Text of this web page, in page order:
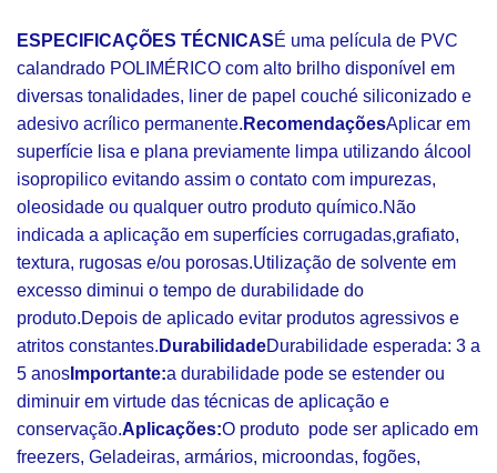
ESPECIFICAÇÕES TÉCNICASÉ uma película de PVC
calandrado POLIMÉRICO com alto brilho disponível em
diversas tonalidades, liner de papel couché siliconizado e
adesivo acrílico permanente. RecomendaçõesAplicar em
superfície lisa e plana previamente limpa utilizando álcool
isopropilico evitando assim o contato com impurezas,
oleosidade ou qualquer outro produto químico.Não
indicada a aplicação em superfícies corrugadas,grafiato,
textura, rugosas e/ou porosas.Utilização de solvente em
excesso diminui o tempo de durabilidade do
produto.Depois de aplicado evitar produtos agressivos e
atritos constantes. DurabilidadeDurabilidade esperada: 3 a
5 anos Importante:a durabilidade pode se estender ou
diminuir em virtude das técnicas de aplicação e
conservação.Aplicações:O produto pode ser aplicado em
freezers, Geladeiras, armários, microondas, fogões,